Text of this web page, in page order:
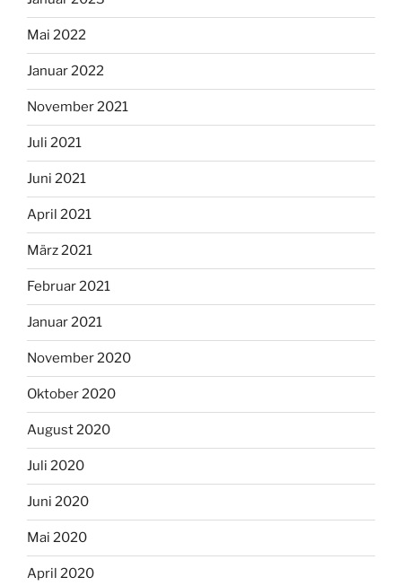
Mai 2022
Januar 2022
November 2021
Juli 2021
Juni 2021
April 2021
März 2021
Februar 2021
Januar 2021
November 2020
Oktober 2020
August 2020
Juli 2020
Juni 2020
Mai 2020
April 2020